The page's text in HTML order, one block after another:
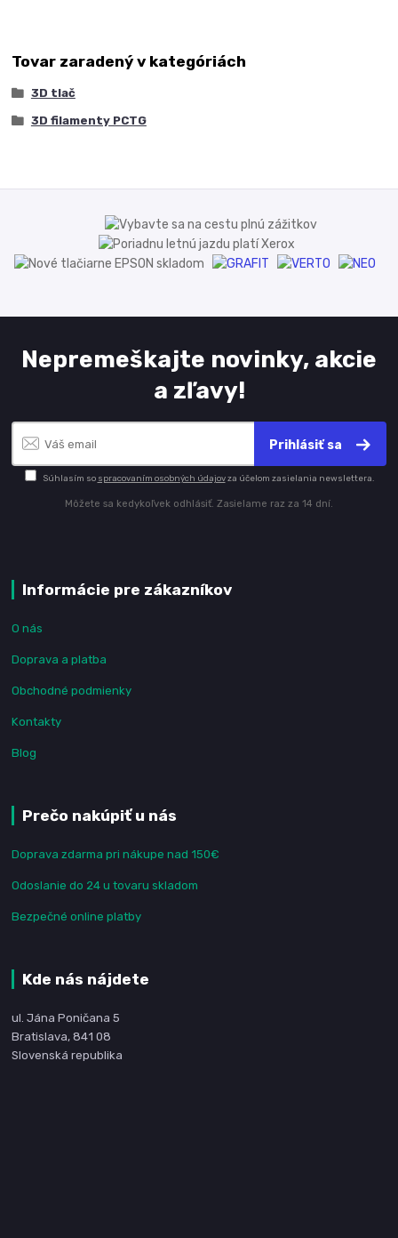
Tovar zaradený v kategóriách
3D tlač
3D filamenty PCTG
Nepremeškajte novinky, akcie
a zľavy!
Prihlásiť sa
Súhlasím so spracovaním osobných údajovza účelom zasielania newslettera.
Môžete sa kedykoľvek odhlásiť. Zasielame raz za 14 dní.
Informácie pre zákazníkov
O nás
Doprava a platba
Obchodné podmienky
Kontakty
Blog
Prečo nakúpiť u nás
Doprava zdarma pri nákupe nad 150€
Odoslanie do 24 u tovaru skladom
Bezpečné online platby
Kde nás nájdete
ul. Jána Poničana 5
Bratislava, 841 08
Slovenská republika